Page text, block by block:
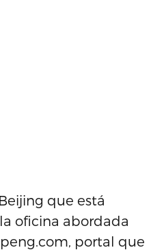
que está
oficina abordada
portal que